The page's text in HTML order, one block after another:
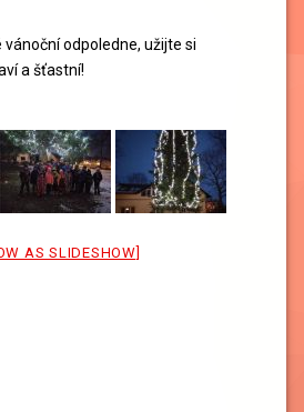
vánoční odpoledne, užijte si
a šťastní!
AS SLIDESHOW]